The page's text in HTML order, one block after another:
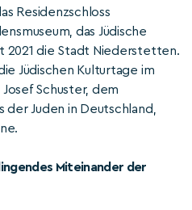
Residenzschloss
das Jüdische
2021 die Stadt Niederstetten.
Jüdischen Kulturtage im
Schuster, dem
Juden in Deutschland,
Miteinander der